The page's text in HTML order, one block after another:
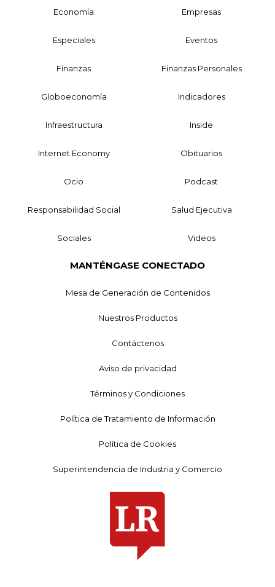
Economía Empresas
Especiales Eventos
Finanzas Finanzas Personales
Globoeconomía Indicadores
Infraestructura Inside
Internet Economy Obituarios
Ocio Podcast
Responsabilidad Social Salud Ejecutiva
Sociales Videos
MANTÉNGASE CONECTADO
Mesa de Generación de Contenidos
Nuestros Productos
Contáctenos
Aviso de privacidad
Términos y Condiciones
Política de Tratamiento de Información
Política de Cookies
Superintendencia de Industria y Comercio